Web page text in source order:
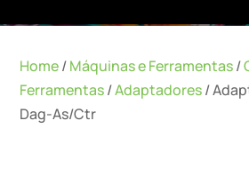
Home/Máquinas e Ferramentas/
Ferramentas/Adaptadores/
Dag-As/Ctr